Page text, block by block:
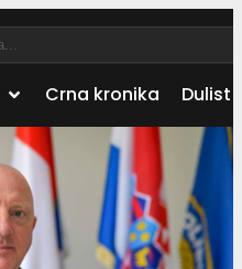
Crna kronika Dulist